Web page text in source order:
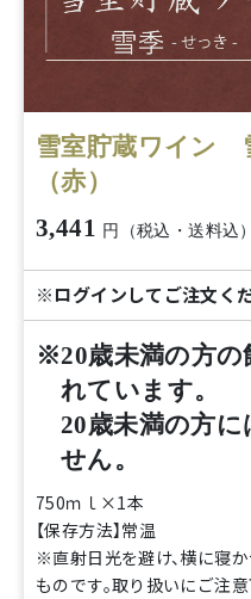
雪室貯蔵ワイン
（赤）
3,441 円（税込・送料込）
※ログインしてご注文くだ
※20歳未満の方の
れています。
20歳未満の方
せん。
750ｍｌ×1本
【保存方法】常温
※直射日光を避け、横に寝
ものです。取り扱いにご注意